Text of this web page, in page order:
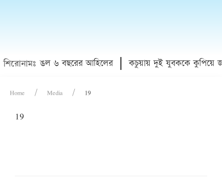
শিরোনামঃ
দুই পা ভাঙল ৬ বছরের আহিলের কচুয়ায় দুই যুবককে কুপিয়ে
Home Media 19
19